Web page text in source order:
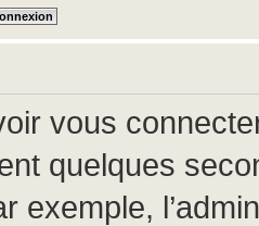
vous
quelques
exemple,